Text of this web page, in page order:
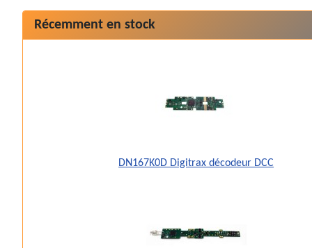
Récemment en stock
DN167K0D Digitrax décodeur DCC